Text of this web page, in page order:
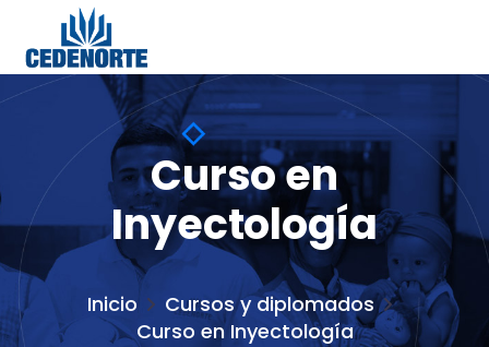
Curso en
Inyectología
Inicio
Cursos y diplomados
Curso en Inyectología